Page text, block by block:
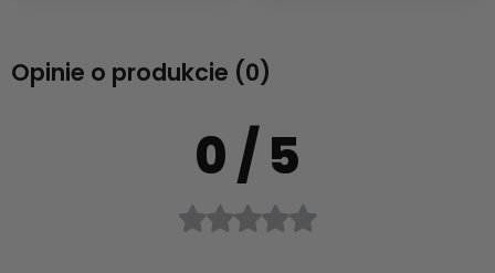
Opinie o produkcie (0)
0/ 5